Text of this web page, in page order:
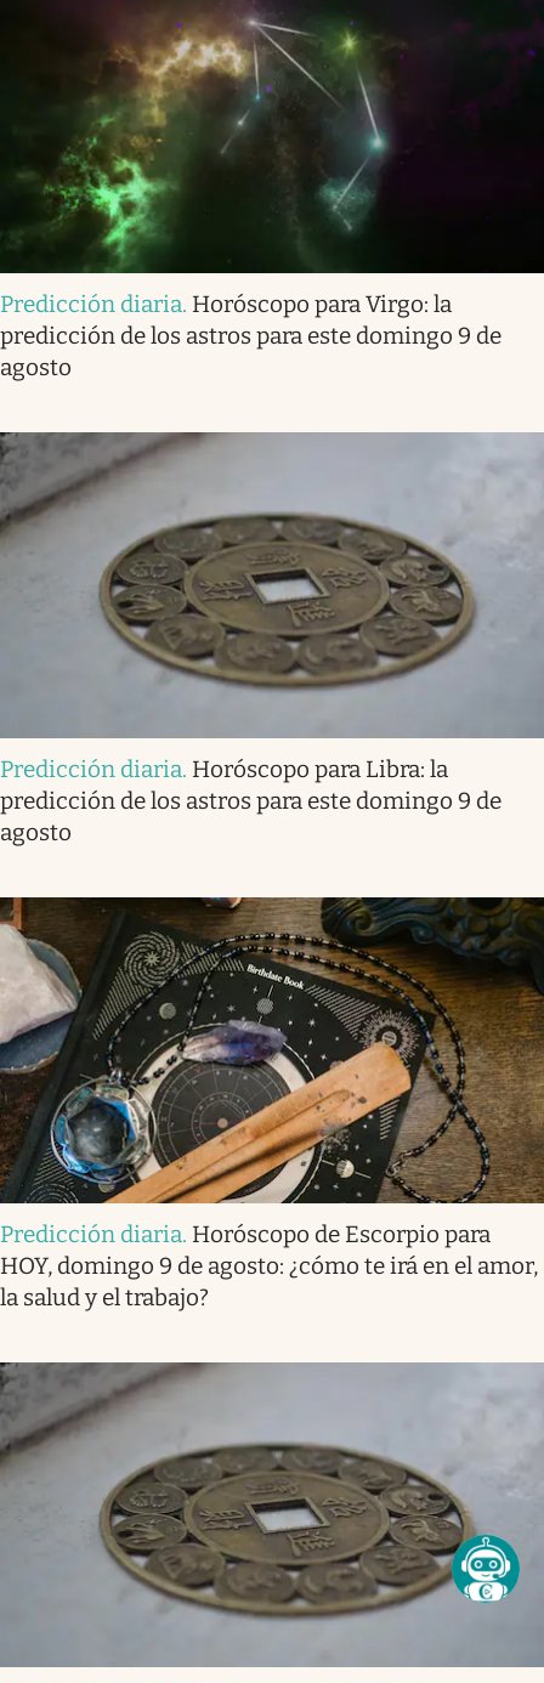
Predicción diaria. Horóscopo para Virgo: la
predicción de los astros para este domingo 9 de
agosto
Predicción diaria. Horóscopo para Libra: la
predicción de los astros para este domingo 9 de
agosto
Predicción diaria. Horóscopo de Escorpio para
HOY, domingo 9 de agosto: ¿cómo te irá en el amor,
la salud y el trabajo?